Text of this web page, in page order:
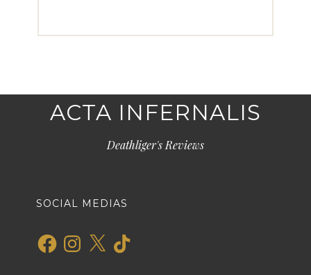
ACTA INFERNALIS
Deathliger's Reviews
SOCIAL MEDIAS
FacebookInstagram
X TikTok